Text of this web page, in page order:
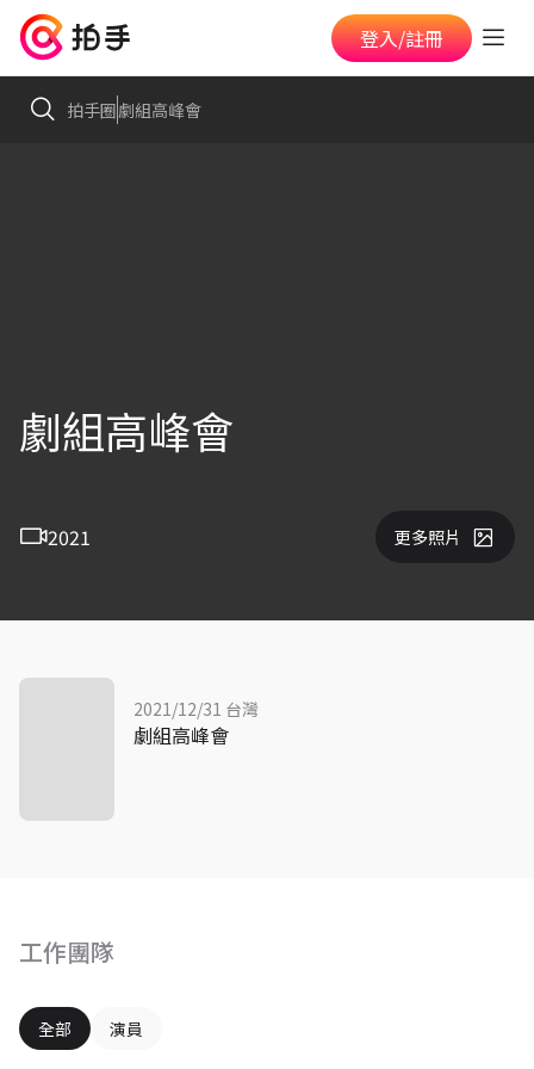
登入/註冊
拍手圈劇組高峰會
劇組高峰會
2021 更多照片
工作團隊
全部 演員
2021/12/31 台灣
劇組高峰會